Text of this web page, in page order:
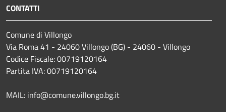
CONTATTI
Comune di Villongo
Via Roma 41 - 24060 Villongo (BG) - 24060 - Villongo
Codice Fiscale: 00719120164
Partita IVA: 00719120164
MAIL: info@comune.villongo.bg.it